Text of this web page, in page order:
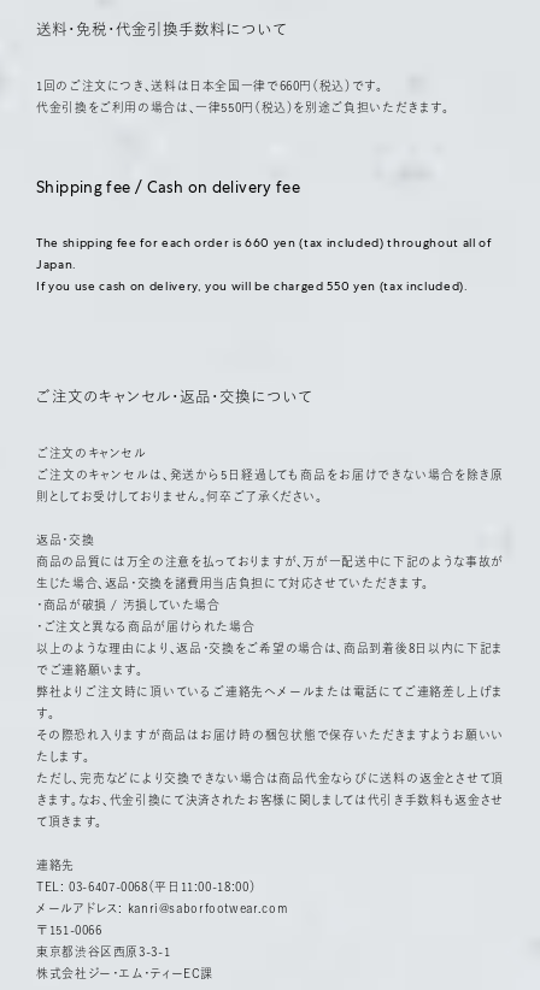
送料・免税・代金引換手数料について
1回のご注文につき、送料は日本全国一律で660円（税込）です。
代金引換をご利用の場合は、一律550円（税込）を別途ご負担いただきます。
Shipping fee / Cash on delivery fee
The shipping fee for each order is 660 yen (tax included) throughout all of
Japan.
If you use cash on delivery, you will be charged 550 yen (tax included).
ご注文のキャンセル・返品・交換について
ご注文のキャンセル
ご注文のキャンセルは、発送から5日経過しても商品をお届けできない場合を除き原
則としてお受けしておりません。何卒ご了承ください。
返品・交換
商品の品質には万全の注意を払っておりますが、万が一配送中に下記のような事故が
生じた場合、返品・交換を諸費用当店負担にて対応させていただきます。
・商品が破損 / 汚損していた場合
・ご注文と異なる商品が届けられた場合
以上のような理由により、返品・交換をご希望の場合は、商品到着後8日以内に下記ま
でご連絡願います。
弊社よりご注文時に頂いているご連絡先へメールまたは電話にてご連絡差し上げま
す。
その際恐れ入りますが商品はお届け時の梱包状態で保存いただきますようお願いい
たします。
ただし、完売などにより交換できない場合は商品代金ならびに送料の返金とさせて頂
きます。なお、代金引換にて決済されたお客様に関しましては代引き手数料も返金させ
て頂きます。
連絡先
TEL: 03-6407-0068（平日11:00-18:00）
メールアドレス:
kanri@saborfootwear.com
〒151-0066
東京都渋谷区西原3-3-1
株式会社ジー・エム・ティーEC課